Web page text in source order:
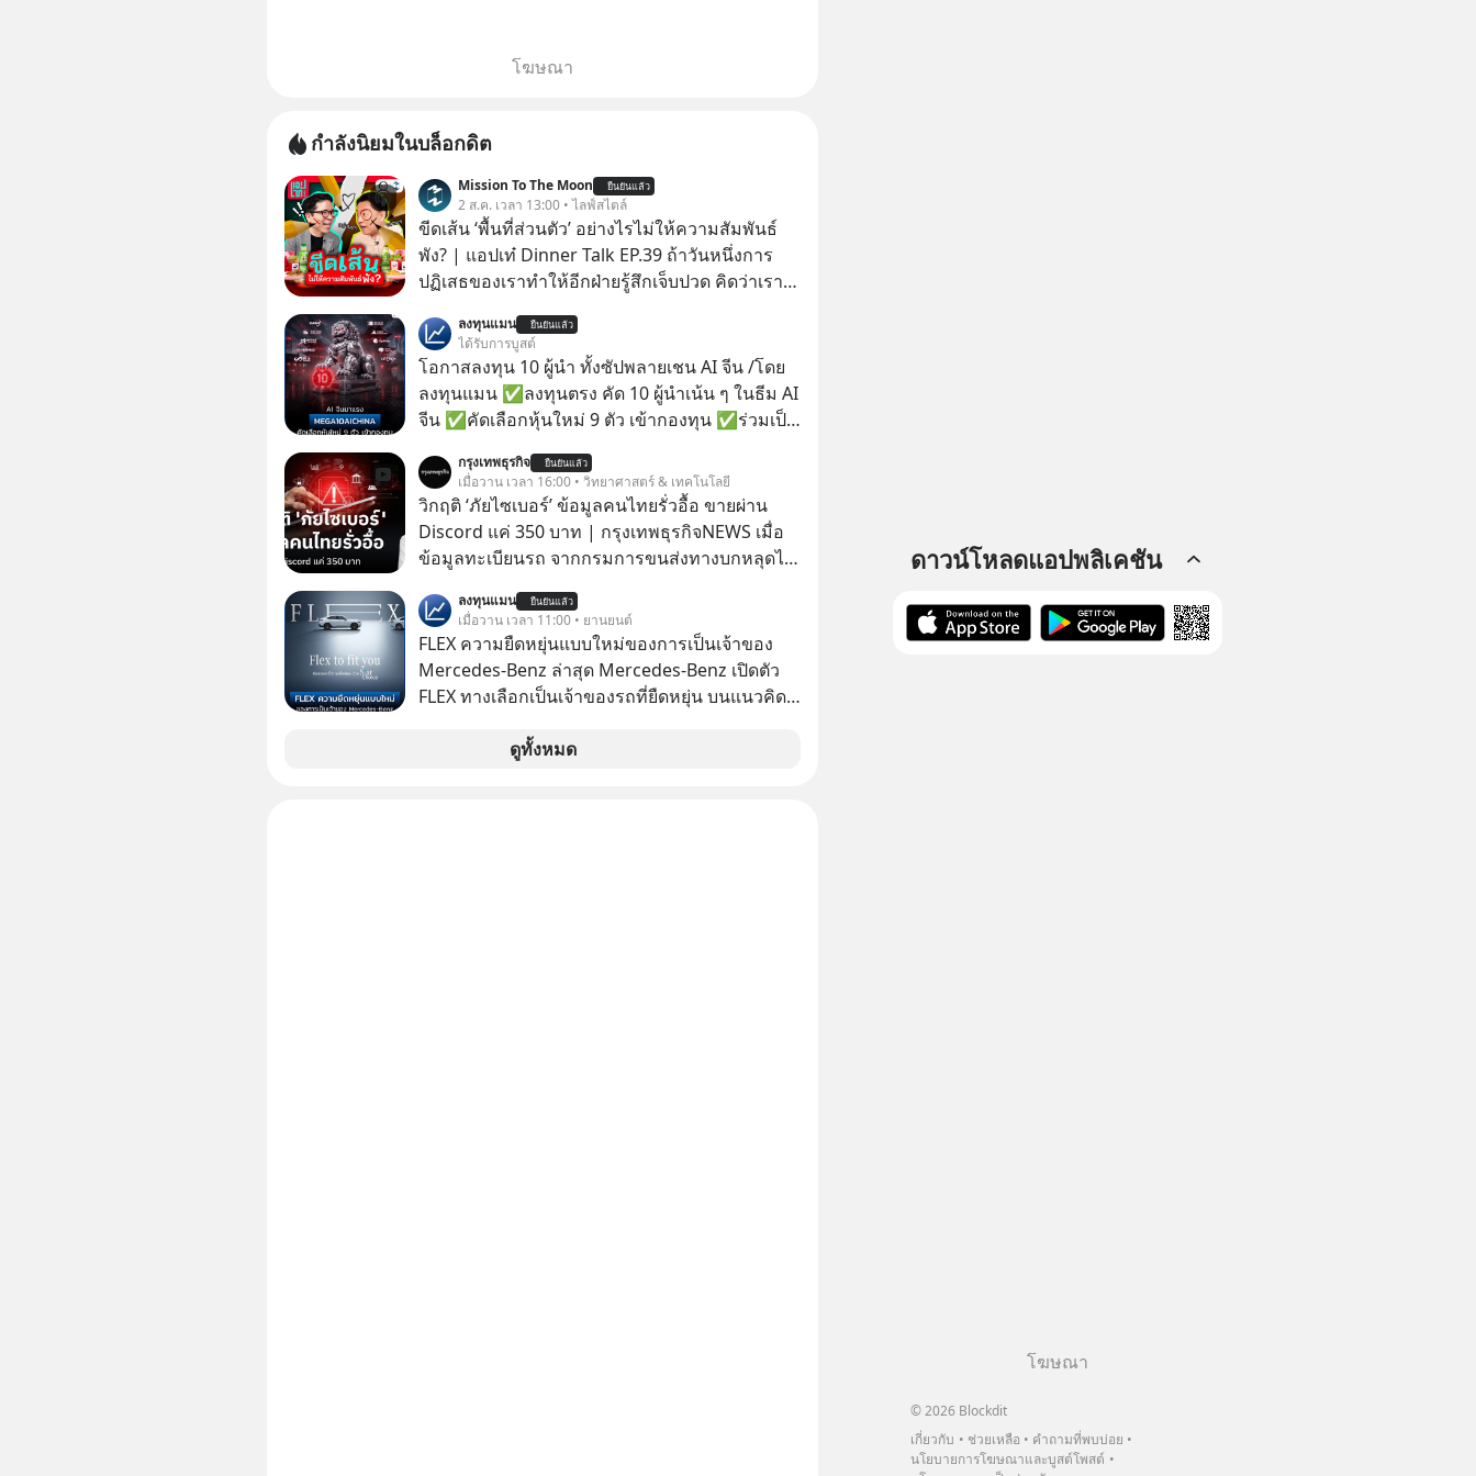
โฆษณา
กำลังนิยมในบล็อกดิต
Mission To The Moon ยืนยันแล้ว
2 ส.ค. เวลา 13:00 • ไลฟ์สไตล์
ขีดเส้น ‘พื้นที่ส่วนตัว’ อย่างไรไม่ให้ความสัมพันธ์
พัง? | แอปเท๋ Dinner Talk EP.39 ถ้าวันหนึ่งการ
ปฏิเสธของเราทำให้อีกฝ่ายรู้สึกเจ็บปวด คิดว่าเรา
ไม่เคยปฏิเสธใครอย่างนี้มาก่อน แต่พอตั้งใจจะ
‘สร้างขอบเขต’ เพื่อตัวเองดูสักครั้ง กลับทำให้เกิด
รอยร้าวในความสัมพันธ์เสียอย่างนั้น โดยรายการ
แอปเท๋ Dinner Talk ในวันนี้โฮสต์ทั้ง 2 ท่าน แทป-
รวิศ หาญอุตสาหะ และ เอ๋ นิ้วกลม-สราวุธ เฮ้ง
สวัสดิ์ จะพาทุกคนไปสำรวจวิธีสร้างขอบเขตเพื่อ
รักษาใจของตัวเองและรักษาความสัมพันธ์ของคน
รอบข้างไปพร้อมกัน #boundary
#selfdevelopment #แอปเท๋dinnertalk
#missiontothemoonpodcast
ลงทุนแมน ยืนยันแล้ว
ได้รับการบูสต์
โอกาสลงทุน 10 ผู้นำ ทั้งซัปพลายเชน AI จีน /โดย
ลงทุนแมน ✅ลงทุนตรง คัด 10 ผู้นำเน้น ๆ ในธีม AI
จีน ✅คัดเลือกหุ้นใหม่ 9 ตัว เข้ากองทุน ✅ร่วมเป็น
ความจำ โมเดล AI ยันหุ่นยนต์ ✅ได้การรับยกเว้น
ภาษี Capital Gain ตามกฎหมายภาษีของ
ประเทศไทย
กรุงเทพธุรกิจ ยืนยันแล้ว
เมื่อวาน เวลา 16:00 • วิทยาศาสตร์ & เทคโนโลยี
วิกฤติ ‘ภัยไซเบอร์’ ข้อมูลคนไทยรั่วอื้อ ขายผ่าน
Discord แค่ 350 บาท | กรุงเทพธุรกิจNEWS เมื่อ
ข้อมูลทะเบียนรถ จากกรมการขนส่งทางบกหลุดไป
350 บาท รัฐบาลทำยังไงต่อ?
ลงทุนแมน ยืนยันแล้ว
เมื่อวาน เวลา 11:00 • ยานยนต์
FLEX ความยืดหยุ่นแบบใหม่ของการเป็นเจ้าของ
Mercedes-Benz ล่าสุด Mercedes-Benz เปิดตัว
FLEX ทางเลือกเป็นเจ้าของรถที่ยืดหยุ่น บนแนวคิด
StarChoice” ตอบโจทย์ Lifestyle การเป็นเจ้าของ
ดูทั้งหมด
ดาวน์โหลดแอปพลิเคชัน
โฆษณา
© 2026 Blockdit
เกี่ยวกับ
ช่วยเหลือ
คำถามที่พบบ่อย
นโยบายการโฆษณาและบูสต์โพสต์